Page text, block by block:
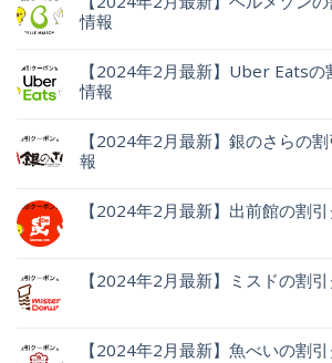
情報
【2024年2月最新】Uber Eatsの
情報
【2024年2月最新】銀のさらの
報
【2024年2月最新】出前館の割
【2024年2月最新】ミスドの割
【2024年2月最新】魚べいの割